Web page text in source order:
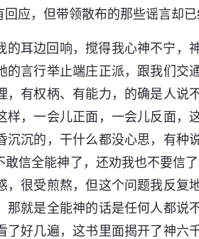
应，但带领散布的那些谣言却已
的耳边回响，搅得我心神不宁，
的言行举止端庄正派，跟我们交
有权柄、有能力，的确是人说
样，一会儿正面，一会儿反面，
沉的，干什么都没心思，有种
信全能神了，还劝我也不要信
很受煎熬，但这个问题我反复
就是全能神的话是任何人都说
好几遍，这书里面揭开了神六